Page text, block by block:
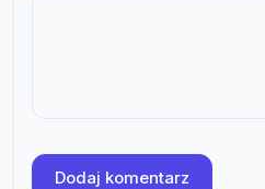
Dodaj komentarz